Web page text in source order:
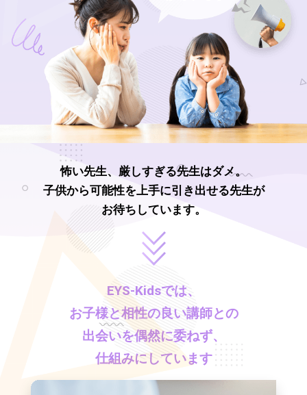
怖い先生、厳しすぎる先生はダメ。
子供から可能性を上手に引き出せる先生が
お待ちしています。
EYS-Kidsでは、
お子様と相性の良い講師との
出会いを偶然に委ねず、
仕組みにしています